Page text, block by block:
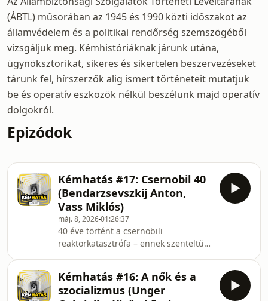
(ÁBTL) műsorában az 1945 és 1990 közti időszakot az
államvédelem és a politikai rendőrség szemszögéből
vizsgáljuk meg. Kémhistóriáknak járunk utána,
ügynöksztorikat, sikeres és sikertelen beszervezéseket
tárunk fel, hírszerzők alig ismert történeteit mutatjuk
be és operatív eszközök nélkül beszélünk majd operatív
dolgokról.
Epizódok
Kémhatás #17: Csernobil 40
(Bendarzsevszkij Anton,
Vass Miklós)
máj. 8, 202601:26:37
40 éve történt a csernobili
reaktorkatasztrófa – ennek szenteltük
csernobili zónáról dokumentumfilmet
forgató Bendarzsevszkij Anton
Kémhatás #16: A nők és a
szocializmus (Unger